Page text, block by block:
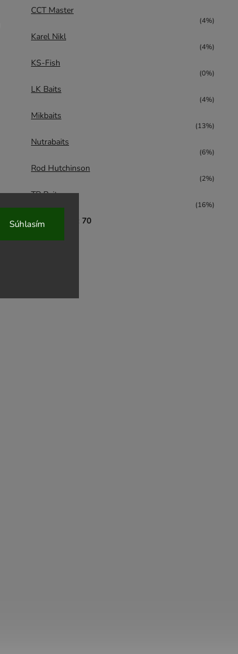
Súhlasím
CCT Master
(4%)
Karel Nikl
(4%)
KS-Fish
(0%)
LK Baits
(4%)
Mikbaits
(13%)
Nutrabaits
(6%)
Rod Hutchinson
(2%)
TB Baits
(16%)
Počet hlasov: 70